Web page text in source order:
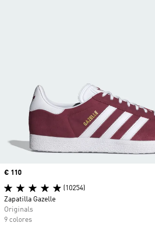
Precio
€ 110
(10254)
Zapatilla Gazelle
Originals
9 colores